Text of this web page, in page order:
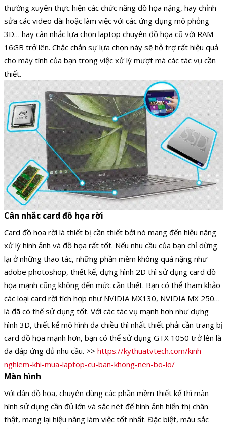
thường xuyên thực hiện các chức năng đồ họa nặng, hay chỉnh
sửa các video dài hoặc làm việc với các ứng dụng mô phỏng
3D… hãy cân nhắc lựa chọn laptop chuyên đồ họa cũ với RAM
16GB trở lên. Chắc chắn sự lựa chọn này sẽ hỗ trợ rất hiệu quả
cho máy tính của bạn trong việc xử lý mượt mà các tác vụ cần
thiết.
Cân nhắc card đồ họa rời
Card đồ họa rời là thiết bị cần thiết bởi nó mang đến hiệu năng
xử lý hình ảnh và đồ họa rất tốt. Nếu nhu cầu của bạn chỉ dừng
lại ở những thao tác, những phần mềm không quá nặng như
adobe photoshop, thiết kế, dựng hình 2D thì sử dụng card đồ
họa mạnh cũng không đến mức cần thiết. Bạn có thể tham khảo
các loại card rời tích hợp như NVIDIA MX130, NVIDIA MX 250…
là đã có thể sử dụng tốt. Với các tác vụ mạnh hơn như dựng
hình 3D, thiết kế mô hình đa chiều thì nhất thiết phải cần trang bị
card đồ họa mạnh hơn, bạn có thể sử dụng GTX 1050 trở lên là
đã đáp ứng đủ nhu cầu. >> https://kythuatvtech.com/kinh-
nghiem-khi-mua-laptop-cu-ban-khong-nen-bo-lo/
Màn hình
Với dân đồ họa, chuyên dùng các phần mềm thiết kế thì màn
hình sử dụng cần đủ lớn và sắc nét để hình ảnh hiển thị chân
thật, mang lại hiệu năng làm việc tốt nhất. Đặc biệt, màu sắc